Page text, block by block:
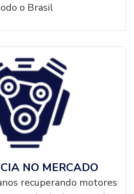
o Brasil
NO MERCADO
recuperando motores